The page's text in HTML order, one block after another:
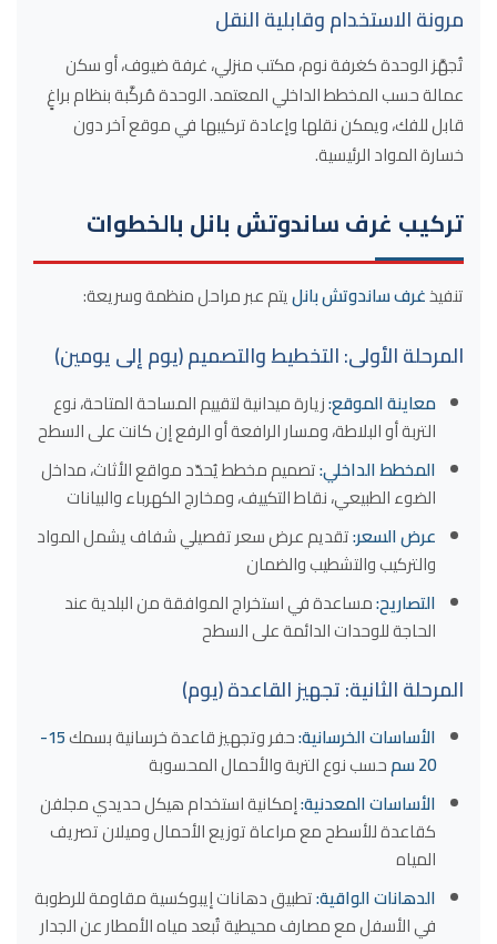
مرونة الاستخدام وقابلية النقل
تُجهَّز الوحدة كغرفة نوم، مكتب منزلي، غرفة ضيوف، أو سكن
عمالة حسب المخطط الداخلي المعتمد. الوحدة مُركَّبة بنظام براغٍ
قابل للفك، ويمكن نقلها وإعادة تركيبها في موقع آخر دون
خسارة المواد الرئيسية.
تركيب غرف ساندوتش بانل بالخطوات
تنفيذغرف ساندوتش بانليتم عبر مراحل منظمة وسريعة:
المرحلة الأولى: التخطيط والتصميم (يوم إلى يومين)
معاينة الموقع:زيارة ميدانية لتقييم المساحة المتاحة، نوع
التربة أو البلاطة، ومسار الرافعة أو الرفع إن كانت على السطح
المخطط الداخلي:تصميم مخطط يُحدّد مواقع الأثاث، مداخل
الضوء الطبيعي، نقاط التكييف، ومخارج الكهرباء والبيانات
عرض السعر:تقديم عرض سعر تفصيلي شفاف يشمل المواد
والتركيب والتشطيب والضمان
التصاريح:مساعدة في استخراج الموافقة من البلدية عند
الحاجة للوحدات الدائمة على السطح
المرحلة الثانية: تجهيز القاعدة (يوم)
الأساسات الخرسانية:حفر وتجهيز قاعدة خرسانية بسمك
15-
20 سم
حسب نوع التربة والأحمال المحسوبة
الأساسات المعدنية:إمكانية استخدام هيكل حديدي مجلفن
كقاعدة للأسطح مع مراعاة توزيع الأحمال وميلان تصريف
المياه
الدهانات الواقية:تطبيق دهانات إيبوكسية مقاومة للرطوبة
في الأسفل مع مصارف محيطية تُبعد مياه الأمطار عن الجدار